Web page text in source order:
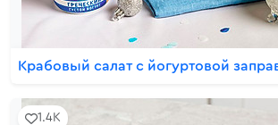
Крабовый салат с йогуртовой
1.4K